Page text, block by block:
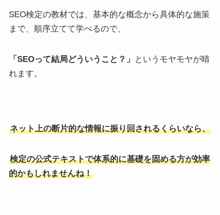
SEO検定の教材では、基本的な概念から具体的な施策
まで、順序立てて学べるので、
「SEOって結局どういうこと？」
というモヤモヤが晴
れます。
ネット上の断片的な情報に振り回されるくらいなら、
検定の公式テキストで体系的に基礎を固める方が効率
的かもしれませんね！